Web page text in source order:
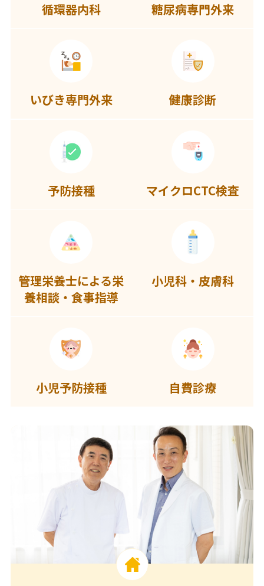
循環器内科 糖尿病専門外来
いびき専門外来 健康診断
予防接種 マイクロCTC検査
管理栄養士による栄
養相談・食事指導
小児科・皮膚科
小児予防接種 自費診療